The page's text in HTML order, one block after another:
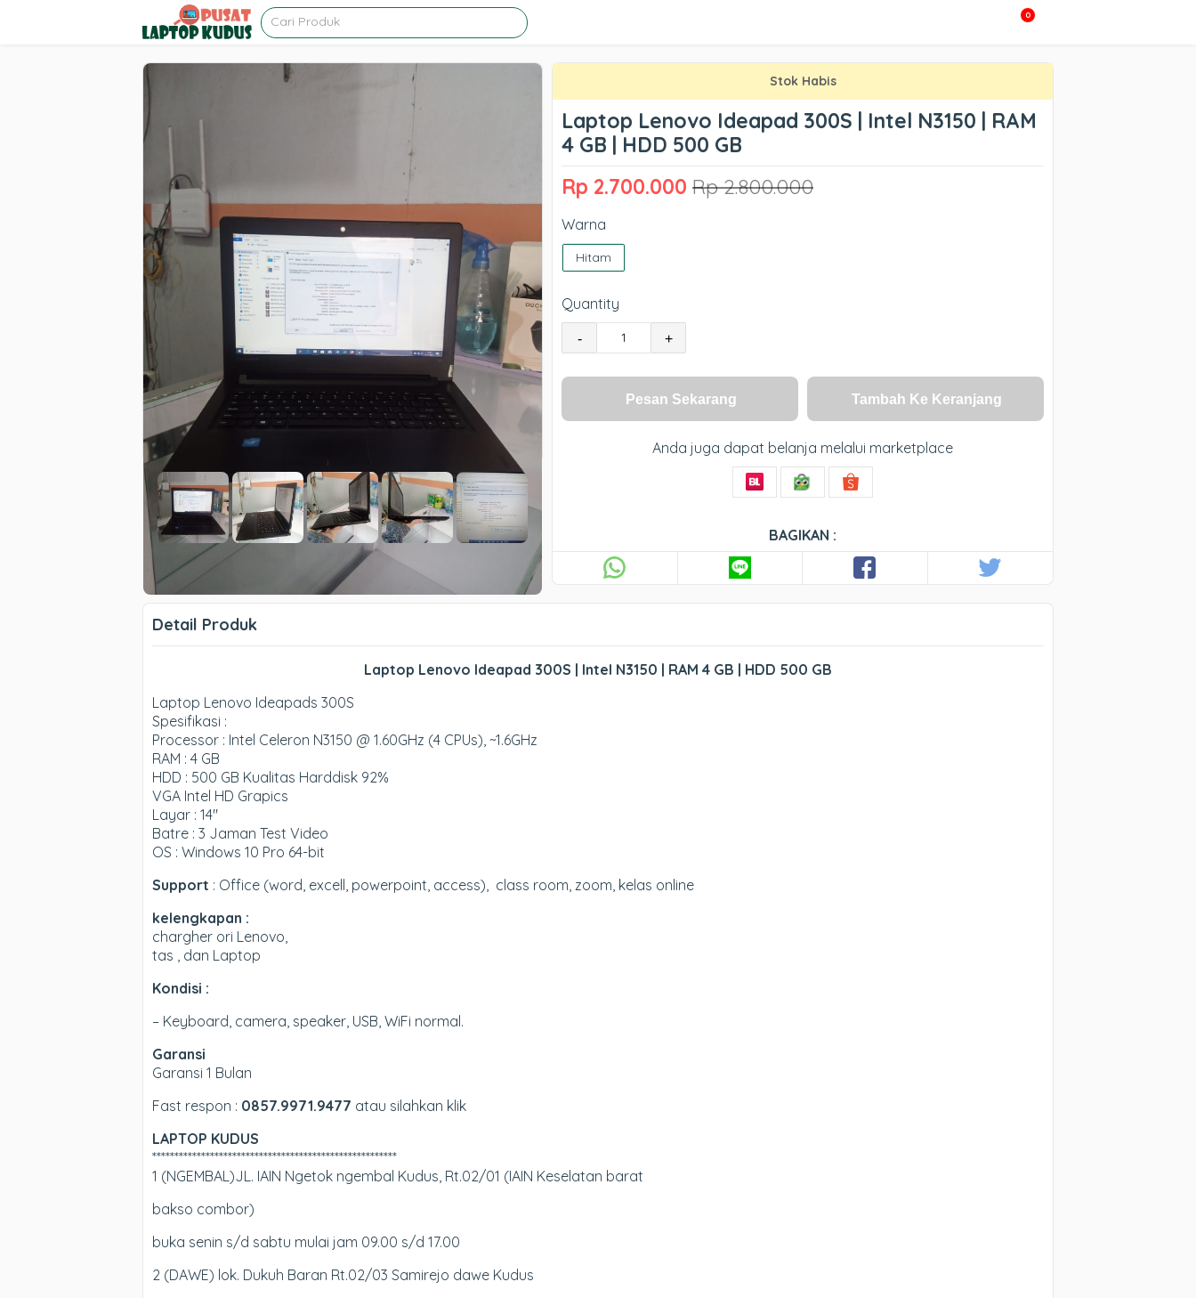
0
Stok Habis
Laptop Lenovo Ideapad 300S | Intel N3150 | RAM
4 GB | HDD 500 GB
Rp 2.700.000 Rp 2.800.000
Warna
Hitam
Quantity
- +
Pesan Sekarang Tambah Ke Keranjang
Anda juga dapat belanja melalui marketplace
BAGIKAN :
Detail Produk
Laptop Lenovo Ideapad 300S | Intel N3150 | RAM 4 GB | HDD 500 GB
Laptop Lenovo Ideapads 300S
Spesifikasi :
Processor : Intel Celeron N3150 @ 1.60GHz (4 CPUs), ~1.6GHz
RAM : 4 GB
HDD : 500 GB Kualitas Harddisk 92%
VGA Intel HD Grapics
Layar : 14″
Batre : 3 Jaman Test Video
OS : Windows 10 Pro 64-bit
Support : Office (word, excell, powerpoint, access), class room, zoom, kelas online
kelengkapan :
chargher ori Lenovo,
tas , dan Laptop
Kondisi :
– Keyboard, camera, speaker, USB, WiFi normal.
Garansi
Garansi 1 Bulan
Fast respon : 0857.9971.9477 atau silahkan klik
LAPTOP KUDUS
*******************************************************
1 (NGEMBAL)JL. IAIN Ngetok ngembal Kudus, Rt.02/01 (IAIN Keselatan barat
bakso combor)
buka senin s/d sabtu mulai jam 09.00 s/d 17.00
2 (DAWE) lok. Dukuh Baran Rt.02/03 Samirejo dawe Kudus